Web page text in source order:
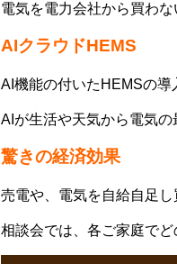
電気を電力会社から買わな
AIクラウドHEMS
AI機能の付いたHEMSの導
AIが生活や天気から電気の
驚きの経済効果
売電や、電気を自給自足
相談会では、各ご家庭で